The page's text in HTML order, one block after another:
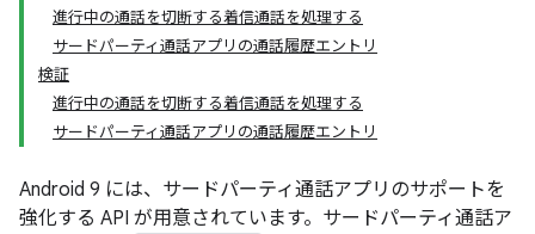
進行中の通話を切断する着信通話を処理する
サードパーティ通話アプリの通話履歴エントリ
検証
進行中の通話を切断する着信通話を処理する
サードパーティ通話アプリの通話履歴エントリ
Android 9 には、サードパーティ通話アプリのサポートを
強化する API が用意されています。サードパーティ通話ア